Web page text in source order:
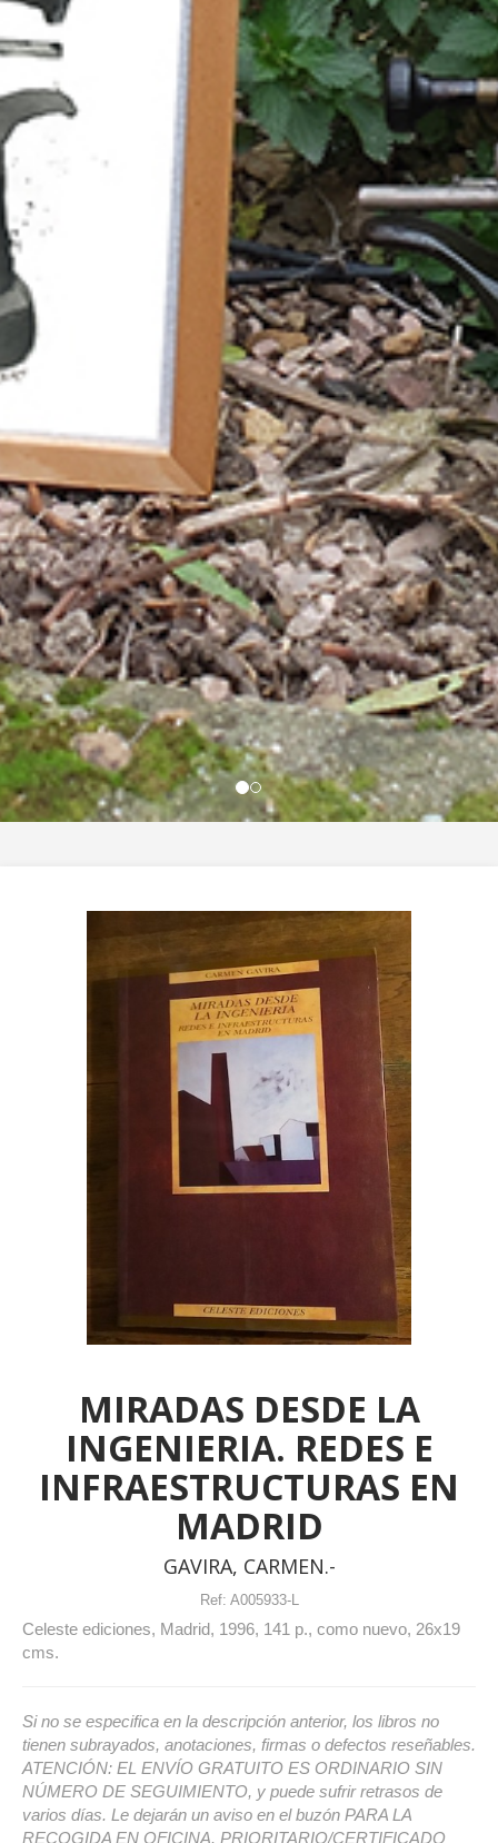
MIRADAS DESDE LA
INGENIERIA. REDES E
INFRAESTRUCTURAS EN
MADRID
GAVIRA, CARMEN.-
Ref: A005933-L
Celeste ediciones, Madrid, 1996, 141 p., como nuevo, 26x19
cms.
Si no se especifica en la descripción anterior, los libros no
tienen subrayados, anotaciones, firmas o defectos reseñables.
ATENCIÓN: EL ENVÍO GRATUITO ES ORDINARIO SIN
NÚMERO DE SEGUIMIENTO, y puede sufrir retrasos de
varios días. Le dejarán un aviso en el buzón PARA LA
RECOGIDA EN OFICINA. PRIORITARIO/CERTIFICADO